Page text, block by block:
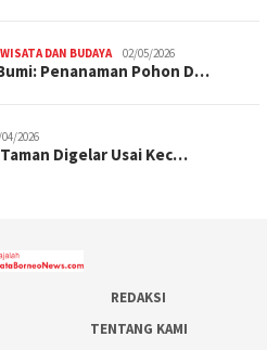
WISATA DAN BUDAYA 02/05/2026
Penanaman Pohon D…
2026
Digelar Usai Kec…
REDAKSI
TENTANG KAMI